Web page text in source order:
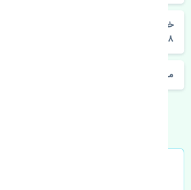
2018 تایوان
مشخصات فنی اتومبیل